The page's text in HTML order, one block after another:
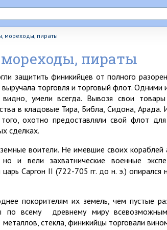
мореходы, пираты
пираты
защитить финикийцев от полного
торговля и торговый флот. Одними
умели всегда. Вывозя свои
в кладовые Тира, Библа, Сидона, Арада.
охотно предоставляли свой флот
сделках.
воители. Не имевшие своих кораблей
и вели захватнические военные
Саргон II (722-705 гг. до н. э.) опирался
покорителям их земель, чем пустые
по всему древнему миру
металлов, стекла, финикийцы торговали